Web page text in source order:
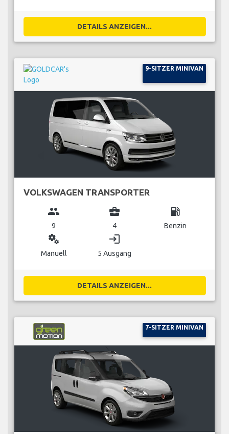
DETAILS ANZEIGEN...
9-SITZER MINIVAN
VOLKSWAGEN TRANSPORTER
group
9
business_center
4
local_gas_station
Benzin
miscellaneous_services
Manuell
login
5 Ausgang
DETAILS ANZEIGEN...
7-SITZER MINIVAN